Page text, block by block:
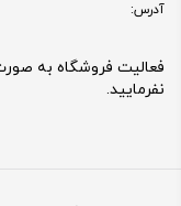
آدرس:
فعالیت فروشگاه به
نفرمایید.